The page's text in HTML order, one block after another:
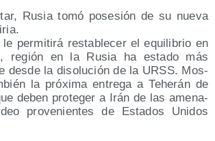
Rusia tomó pose­sión de su nue­va
per­mi­ti­rá res­ta­ble­cer el equi­li­brio en
región en la Rusia ha esta­do más
des­de la diso­lu­ción de la URSS. Mos­
la pró­xi­ma entre­ga a Tehe­rán de
deben pro­te­ger a Irán de las ame­na­
pro­ve­nien­tes de Esta­dos Uni­dos